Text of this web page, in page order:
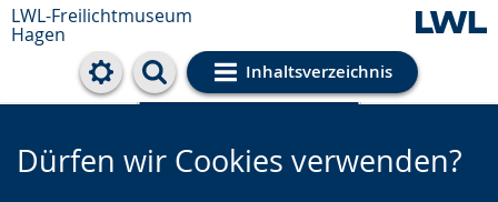
LWL-Freilichtmuseum
Hagen
Inhaltsverzeichnis
Cookie-Einstellungen
Dürfen wir Cookies verwenden?